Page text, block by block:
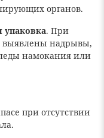
органов.
. При
выявлены надрывы,
намокания или
при отсутствии